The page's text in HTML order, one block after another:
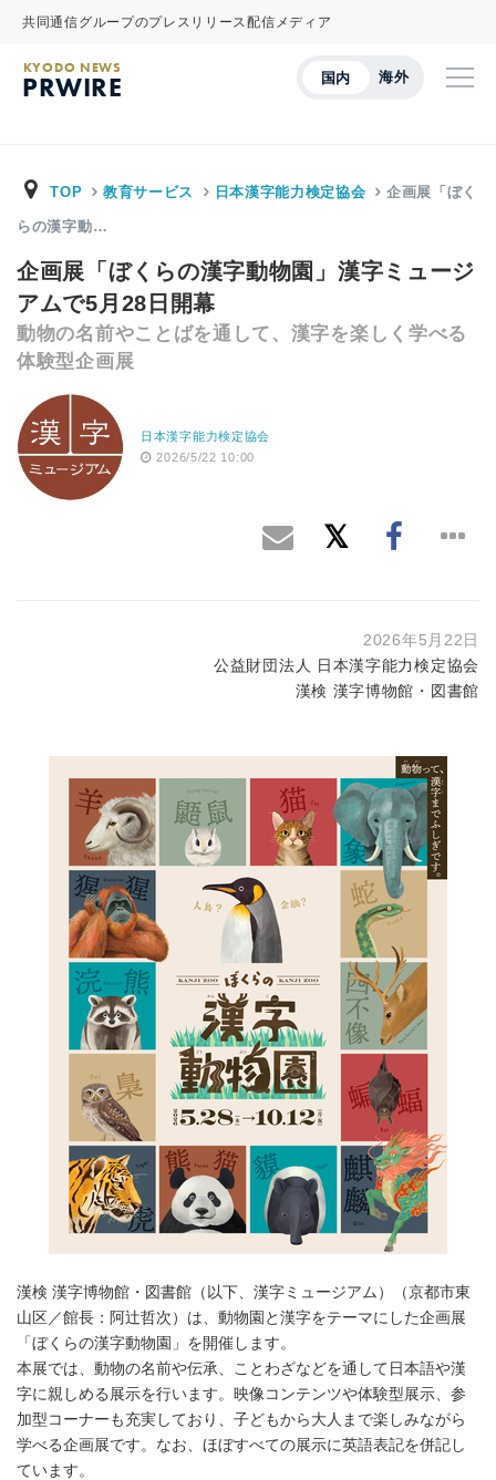
共同通信グループのプレスリリース配信メディア
国内 海外
KYODO NEWS
PRWIRE
TOP 教育サービス 日本漢字能力検定協会 企画展「ぼく
らの漢字動…
企画展「ぼくらの漢字動物園」漢字ミュージ
アムで5月28日開幕
動物の名前やことばを通して、漢字を楽しく学べる
体験型企画展
日本漢字能力検定協会
2026/5/22 10:00
2026年5月22日
公益財団法人 日本漢字能力検定協会
漢検 漢字博物館・図書館
漢検 漢字博物館・図書館（以下、漢字ミュージアム）（京都市東
山区／館長：阿辻哲次）は、動物園と漢字をテーマにした企画展
「ぼくらの漢字動物園」を開催します。
本展では、動物の名前や伝承、ことわざなどを通して日本語や漢
字に親しめる展示を行います。映像コンテンツや体験型展示、参
加型コーナーも充実しており、子どもから大人まで楽しみながら
学べる企画展です。なお、ほぼすべての展示に英語表記を併記し
ています。